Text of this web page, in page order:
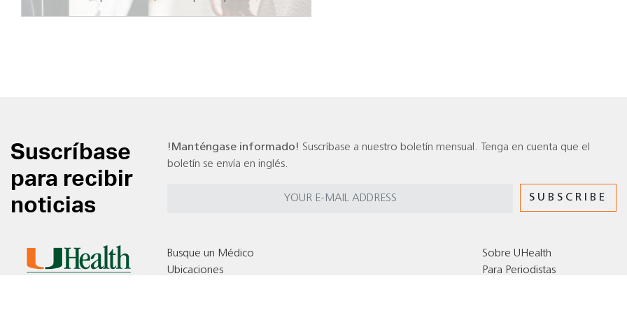
Suscríbase
para recibir
noticias
!Manténgase informado! Suscríbase a nuestro boletín mensual. Tenga en cuenta que el
boletín se envía en inglés.
Busque un Médico
Ubicaciones
Sobre UHealth
Para Periodistas